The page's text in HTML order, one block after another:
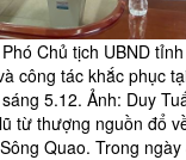
Chủ tịch UBND
công tác khắc phục
sáng 5.12. Ảnh: Duy
từ thượng nguồn đổ
Quao. Trong